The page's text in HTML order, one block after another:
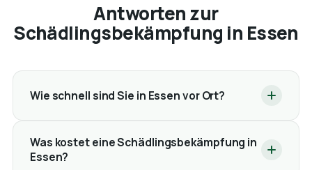
Antworten zur
Schädlingsbekämpfung in Essen
Wie schnell sind Sie in Essen vor Ort?
Was kostet eine Schädlingsbekämpfung in
Essen?